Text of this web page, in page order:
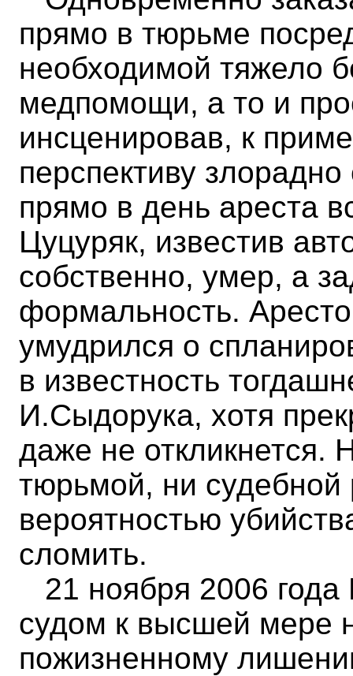
прямо в тюрьме
необходимой тяжело
медпомощи, а то и
инсценировав, к
перспективу
прямо в день ареста
Цуцуряк, известив
собственно, умер, а
формальность.
умудрился о
в известность
И.Сыдорука, хотя
даже не
тюрьмой, ни судебной
вероятностью
сломить.
21 ноября 2006
судом к высшей мере
пожизненному